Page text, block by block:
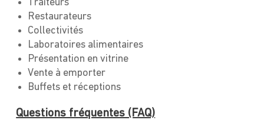
Traiteurs
Restaurateurs
Collectivités
Laboratoires alimentaires
Présentation en vitrine
Vente à emporter
Buffets et réceptions
Questions fréquentes (FAQ)